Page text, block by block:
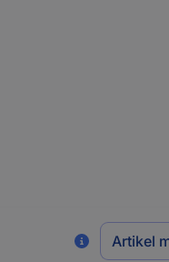
Artikel